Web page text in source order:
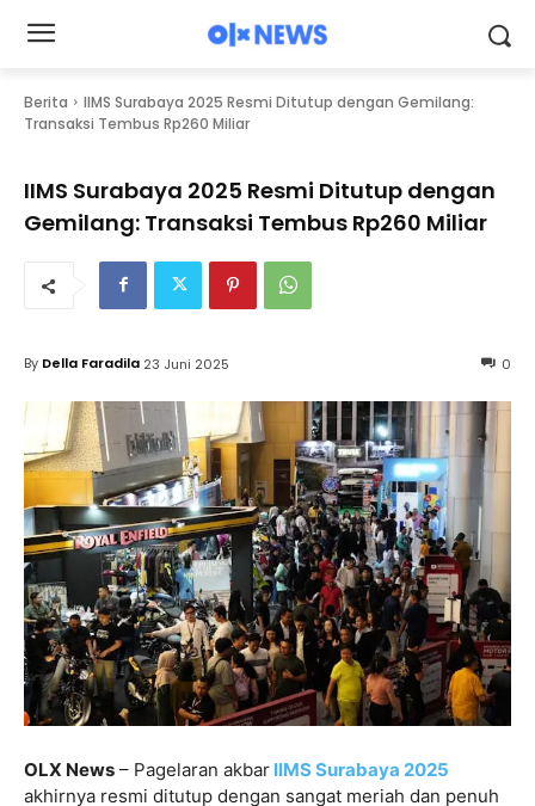
Berita
IIMS Surabaya 2025 Resmi Ditutup dengan Gemilang:
Transaksi Tembus Rp260 Miliar
IIMS Surabaya 2025 Resmi Ditutup dengan
Gemilang: Transaksi Tembus Rp260 Miliar
0
By Della Faradila 23 Juni 2025
OLX News – Pagelaran akbar IIMS Surabaya 2025
akhirnya resmi ditutup dengan sangat meriah dan penuh